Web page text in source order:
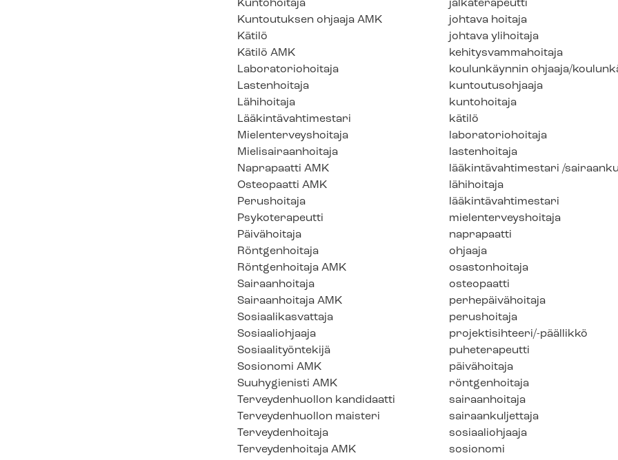
Kuntohoitaja
Kuntoutuksen ohjaaja AMK
Kätilö
Kätilö AMK
La­bo­ra­to­rio­hoi­ta­ja
Lastenhoitaja
Lähihoitaja
Lää­kin­tä­vah­ti­mes­ta­ri
Mie­len­ter­veys­hoi­ta­ja
Mie­li­sai­raan­hoi­ta­ja
Naprapaatti AMK
Osteopaatti AMK
Perushoitaja
Psykoterapeutti
Päivähoitaja
Röntgenhoitaja
Röntgenhoitaja AMK
Sairaanhoitaja
Sairaanhoitaja AMK
So­si­aa­li­kas­vat­ta­ja
Sosiaaliohjaaja
So­si­aa­li­työn­te­ki­jä
Sosionomi AMK
Suuhygienisti AMK
Terveydenhuollon kandidaatti
Terveydenhuollon maisteri
Terveydenhoitaja
Terveydenhoitaja AMK
jalkaterapeutti
johtava hoitaja
johtava ylihoitaja
ke­hi­tys­vam­ma­hoi­ta­ja
koulunkäynnin ohjaaja/
kuntoutusohjaaja
kuntohoitaja
kätilö
la­bo­ra­to­rio­hoi­ta­ja
lastenhoitaja
lää­kin­tä­vah­ti­mes­ta­ri /
lähihoitaja
lää­kin­tä­vah­ti­mes­ta­ri
mie­len­ter­veys­hoi­ta­ja
naprapaatti
ohjaaja
osastonhoitaja
osteopaatti
perhepäivähoitaja
perushoitaja
projektisihteeri/-päällikkö
puheterapeutti
päivähoitaja
röntgenhoitaja
sairaanhoitaja
sairaankuljettaja
sosiaaliohjaaja
sosionomi